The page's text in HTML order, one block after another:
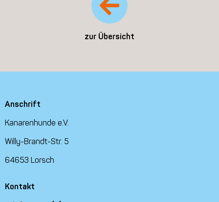
zur Übersicht
Anschrift
Kanarenhunde e.V.
Willy-Brandt-Str. 5
64653 Lorsch
Kontakt